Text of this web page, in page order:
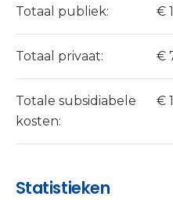
Totaal publiek: €
Totaal privaat: €
Totale subsidiabele
kosten:
€
Statistieken